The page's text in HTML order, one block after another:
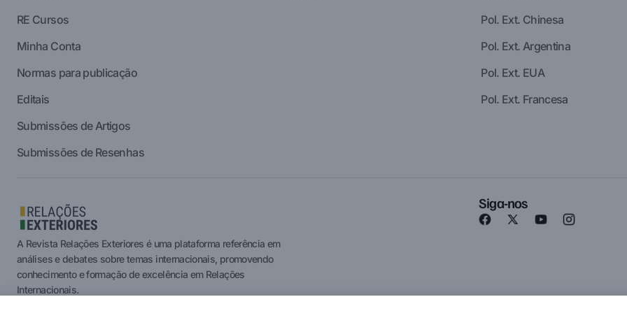
A Revista Relações Exteriores é uma plataforma referência em
análises e debates sobre temas internacionais, promovendo
conhecimento e formação de excelência em Relações
Internacionais.
RE Cursos
Minha Conta
Normas para publicação
Editais
Submissões de Artigos
Submissões de Resenhas
Pol. Ext. Chinesa
Pol. Ext. Argentina
Pol. Ext. EUA
Pol. Ext. Francesa
Siga-nos